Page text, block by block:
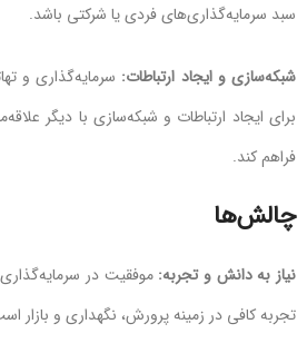
سبد سرمایه‌گذاری‌های فردی یا شرکتی باشد.
شبکه‌سازی و ایجاد ارتباطات: سرمایه‌گذاری و
برای ایجاد ارتباطات و شبکه‌سازی با دیگر
فراهم کند.
چالش‌ها
نیاز به دانش و تجربه: موفقیت در
تجربه کافی در زمینه پرورش، نگهداری و بازار